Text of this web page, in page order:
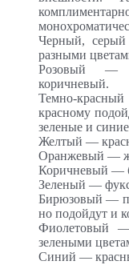
Черный, серый
разными
Розовый —
коричневый.
Темно-
красному
зеленые и
Желтый —
Оранжевый —
Коричневый —
Зеленый —
Бирюзовый —
но подойдут и
Фиолетовый
зелеными
Синий —